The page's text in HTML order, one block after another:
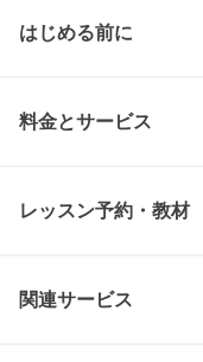
はじめる前に
料金とサービス
レッスン予約・教材
関連サービス